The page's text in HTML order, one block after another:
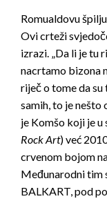
Romualdovu
Ovi crteži
izrazi. „Da li je tu
nacrtamo bizona
riječ o tome da su
samih, to je nešto
je Komšo koji je
Rock Art) već
crvenom bojom
Međunarodni tim
BALKART, pod